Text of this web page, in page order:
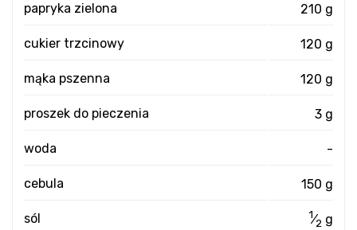
papryka zielona 210 g
cukier trzcinowy 120 g
mąka pszenna 120 g
proszek do pieczenia 3 g
woda -
cebula 150 g
sól 1⁄2 g